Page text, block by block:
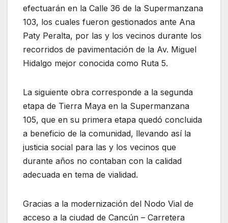
efectuarán en la Calle 36 de la Supermanzana
103, los cuales fueron gestionados ante Ana
Paty Peralta, por las y los vecinos durante los
recorridos de pavimentación de la Av. Miguel
Hidalgo mejor conocida como Ruta 5.
La siguiente obra corresponde a la segunda
etapa de Tierra Maya en la Supermanzana
105, que en su primera etapa quedó concluida
a beneficio de la comunidad, llevando así la
justicia social para las y los vecinos que
durante años no contaban con la calidad
adecuada en tema de vialidad.
Gracias a la modernización del Nodo Vial de
acceso a la ciudad de Cancún – Carretera